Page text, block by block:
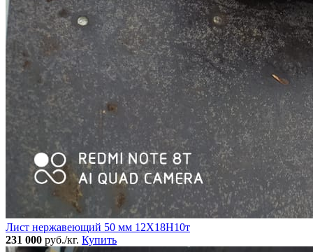
Лист нержавеющий 50 мм 12Х18Н10т
231 000 руб./кг. Купить